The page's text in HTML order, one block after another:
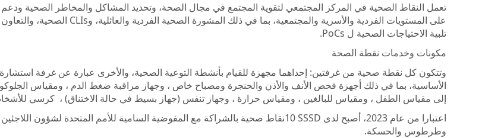
تعمل النقاط الصحية في المركز المجتمعي لتقوية المجتمع في مجال الصحة، وتحديد المشاكل والمخاطر الصحية ودعم
على المستويات الفردية والأسرية والمجتمعية، بما في ذلك المشورة الصحية الفردية والعائلية، وCLIs الصحية،
تلبية الاحتياجات الصحية ل PoCs.
مكونات وخدمات نقطة الصحة
وتتكون كل نقطة صحية من غرفتين: إحداهما مجهزة للقيام بأنشطة التوعية الصحية، والأخرى عبارة عن غرفة
الأساسية، بما في ذلك أجهزة فحص الأنف والأذن والحنجرة ومصباح خاص ، وجهاز مراقبة ضغط الدم ، ومقياس
إلى مقياس الطفل ، ومقياس للبالغين ، ومقياس حرارة ، وجهاز تنفس (جهاز بسيط في حالة الاختناق) ، كرسي
اعتبارا من عام 2023، أصبح لدى SSSD
10
وطرطوس والحسكة.